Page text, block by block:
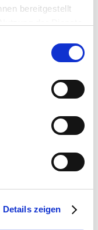
bereitgestellt
Details zeigen